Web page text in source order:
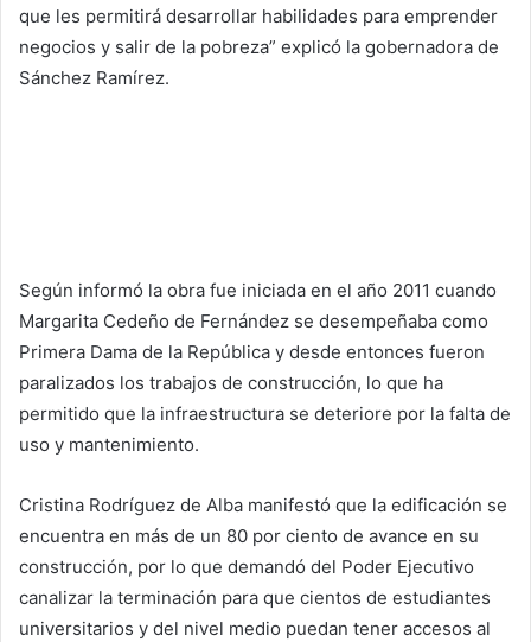
que les permitirá desarrollar habilidades para emprender
negocios y salir de la pobreza” explicó la gobernadora de
Sánchez Ramírez.
Según informó la obra fue iniciada en el año 2011 cuando
Margarita Cedeño de Fernández se desempeñaba como
Primera Dama de la República y desde entonces fueron
paralizados los trabajos de construcción, lo que ha
permitido que la infraestructura se deteriore por la falta de
uso y mantenimiento.
Cristina Rodríguez de Alba manifestó que la edificación se
encuentra en más de un 80 por ciento de avance en su
construcción, por lo que demandó del Poder Ejecutivo
canalizar la terminación para que cientos de estudiantes
universitarios y del nivel medio puedan tener accesos al